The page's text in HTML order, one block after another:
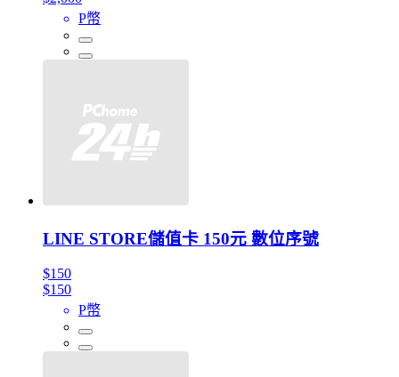
P幣
LINE STORE儲值卡 150元 數位序號
$150
$150
P幣